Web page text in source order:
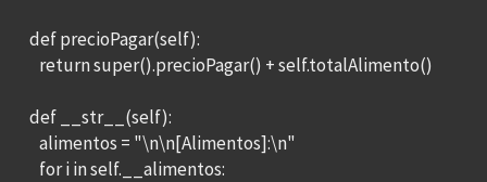
def precioPagar(self):
return super().precioPagar() + self.totalAlimento()
def __str__(self):
alimentos = "\n\n[Alimentos]:\n"
for i in self.__alimentos: